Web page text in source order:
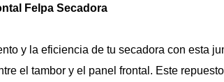
Felpa Secadora
y la eficiencia de tu secadora con esta
el tambor y el panel frontal. Este